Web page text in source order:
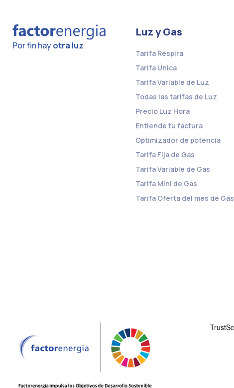
Por fin hayotra luz
Luz y Gas
Tarifa Respira
Tarifa Única
Tarifa Variable de Luz
Todas las tarifas de Luz
Precio Luz Hora
Entiende tu factura
Optimizador de potencia
Tarifa Fija de Gas
Tarifa Variable de Gas
Tarifa Mini de Gas
Tarifa Oferta del mes de Gas